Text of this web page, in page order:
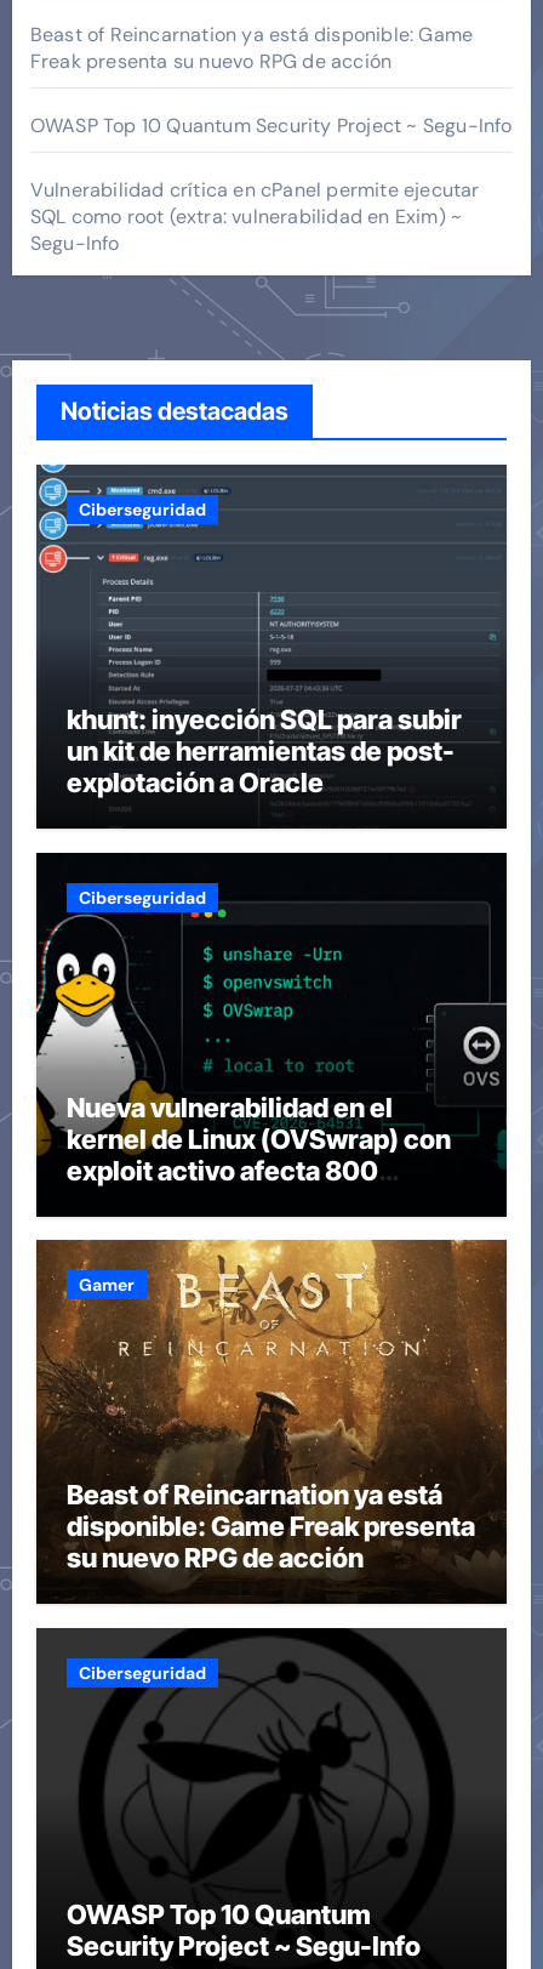
Beast of Reincarnation ya está disponible: Game
Freak presenta su nuevo RPG de acción
OWASP Top 10 Quantum Security Project ~ Segu-Info
Vulnerabilidad crítica en cPanel permite ejecutar
SQL como root (extra: vulnerabilidad en Exim) ~
Segu-Info
Noticias destacadas
Ciberseguridad
khunt: inyección SQL para subir
un kit de herramientas de post-
explotación a Oracle
Ciberseguridad
Nueva vulnerabilidad en el
kernel de Linux (OVSwrap) con
exploit activo afecta 800
Gamer
Beast of Reincarnation ya está
disponible: Game Freak presenta
su nuevo RPG de acción
Ciberseguridad
OWASP Top 10 Quantum
Security Project ~ Segu-Info